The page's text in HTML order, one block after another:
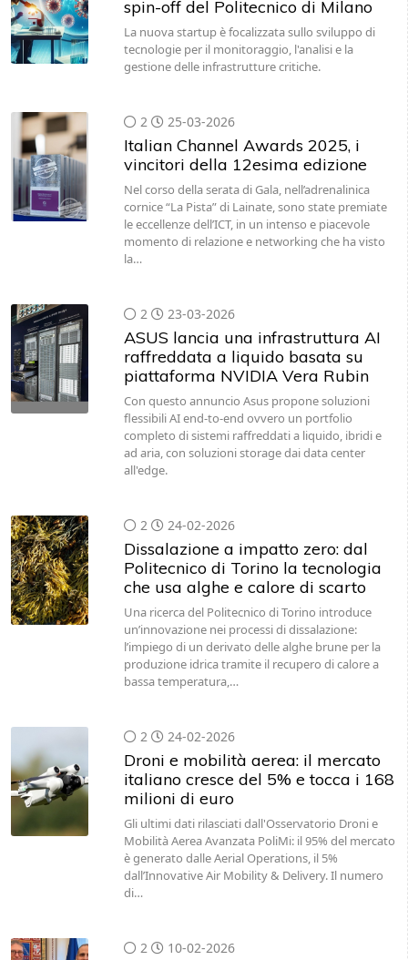
spin-off del Politecnico di Milano
La nuova startup è focalizzata sullo sviluppo di
tecnologie per il monitoraggio, l'analisi e la
gestione delle infrastrutture critiche.
2 25-03-2026
Italian Channel Awards 2025, i
vincitori della 12esima edizione
Nel corso della serata di Gala, nell’adrenalinica
cornice “La Pista” di Lainate, sono state premiate
le eccellenze dell’ICT, in un intenso e piacevole
momento di relazione e networking che ha visto
la…
2 23-03-2026
ASUS lancia una infrastruttura AI
raffreddata a liquido basata su
piattaforma NVIDIA Vera Rubin
Con questo annuncio Asus propone soluzioni
flessibili AI end-to-end ovvero un portfolio
completo di sistemi raffreddati a liquido, ibridi e
ad aria, con soluzioni storage dai data center
all'edge.
2 24-02-2026
Dissalazione a impatto zero: dal
Politecnico di Torino la tecnologia
che usa alghe e calore di scarto
Una ricerca del Politecnico di Torino introduce
un’innovazione nei processi di dissalazione:
l’impiego di un derivato delle alghe brune per la
produzione idrica tramite il recupero di calore a
bassa temperatura,…
2 24-02-2026
Droni e mobilità aerea: il mercato
italiano cresce del 5% e tocca i 168
milioni di euro
Gli ultimi dati rilasciati dall'Osservatorio Droni e
Mobilità Aerea Avanzata PoliMi: il 95% del mercato
è generato dalle Aerial Operations, il 5%
dall’Innovative Air Mobility & Delivery. Il numero
di…
2 10-02-2026